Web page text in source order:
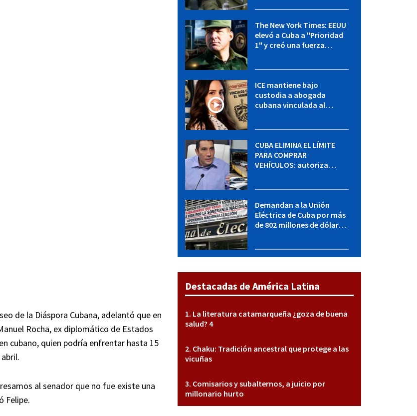
de la Diáspora Cubana, adelantó que en
Rocha, ex diplomático de Estados
cubano, quien podría enfrentar hasta 15
al senador que no fue existe una
Felipe.
The New York Times: EEUU
elevó a Cuba a "Prioridad
1" y creó una fuerza
ICE mantiene bajo
custodia a abogada
cubana vinculada al
CUBA ELIMINA EL LÍMITE
PARA COMPRAR
VEHÍCULOS: autoriza
Demandan a la Unión
Eléctrica de Cuba por más
de 802 millones de dólares
Destacadas de América Latina
La literatura catamarqueña ¿goza de buena
salud? 4
Chaku: Tradición ancestral que protege a las
vicuñas
Comisarios y subalternos, a juicio por
millonario hurto